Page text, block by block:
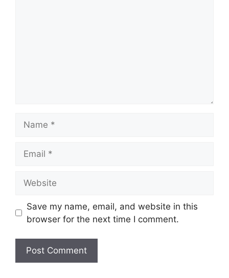
Save my name, email, and website in this
browser for the next time I comment.